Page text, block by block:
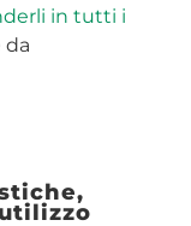
in tutti i
da